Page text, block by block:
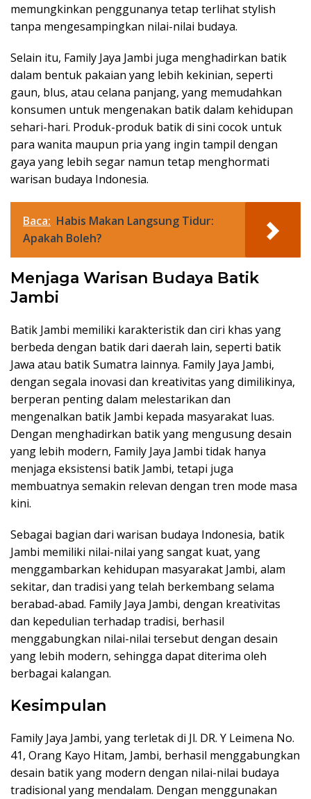
memungkinkan penggunanya tetap terlihat stylish
tanpa mengesampingkan nilai-nilai budaya.
Selain itu, Family Jaya Jambi juga menghadirkan batik
dalam bentuk pakaian yang lebih kekinian, seperti
gaun, blus, atau celana panjang, yang memudahkan
konsumen untuk mengenakan batik dalam kehidupan
sehari-hari. Produk-produk batik di sini cocok untuk
para wanita maupun pria yang ingin tampil dengan
gaya yang lebih segar namun tetap menghormati
warisan budaya Indonesia.
Baca: Habis Makan Langsung Tidur:
Apakah Boleh?
Menjaga Warisan Budaya Batik
Jambi
Batik Jambi memiliki karakteristik dan ciri khas yang
berbeda dengan batik dari daerah lain, seperti batik
Jawa atau batik Sumatra lainnya. Family Jaya Jambi,
dengan segala inovasi dan kreativitas yang dimilikinya,
berperan penting dalam melestarikan dan
mengenalkan batik Jambi kepada masyarakat luas.
Dengan menghadirkan batik yang mengusung desain
yang lebih modern, Family Jaya Jambi tidak hanya
menjaga eksistensi batik Jambi, tetapi juga
membuatnya semakin relevan dengan tren mode masa
kini.
Sebagai bagian dari warisan budaya Indonesia, batik
Jambi memiliki nilai-nilai yang sangat kuat, yang
menggambarkan kehidupan masyarakat Jambi, alam
sekitar, dan tradisi yang telah berkembang selama
berabad-abad. Family Jaya Jambi, dengan kreativitas
dan kepedulian terhadap tradisi, berhasil
menggabungkan nilai-nilai tersebut dengan desain
yang lebih modern, sehingga dapat diterima oleh
berbagai kalangan.
Kesimpulan
Family Jaya Jambi, yang terletak di Jl. DR. Y Leimena No.
41, Orang Kayo Hitam, Jambi, berhasil menggabungkan
desain batik yang modern dengan nilai-nilai budaya
tradisional yang mendalam. Dengan menggunakan